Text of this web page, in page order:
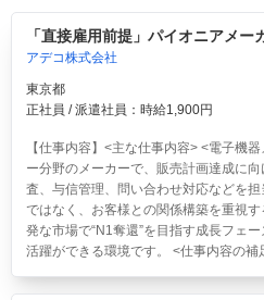
「直接雇用前提」パイオニアメー
アデコ株式会社
東京都
正社員 / 派遣社員：時給1,900円
【仕事内容】<主な仕事内容> <電子機
ー分野のメーカーで、販売計画達成に
査、与信管理、問い合わせ対応などを
ではなく、お客様との関係構築を重視
発な市場で“N1奪還”を目指す成長フェ
活躍ができる環境です。 <仕事内容の補